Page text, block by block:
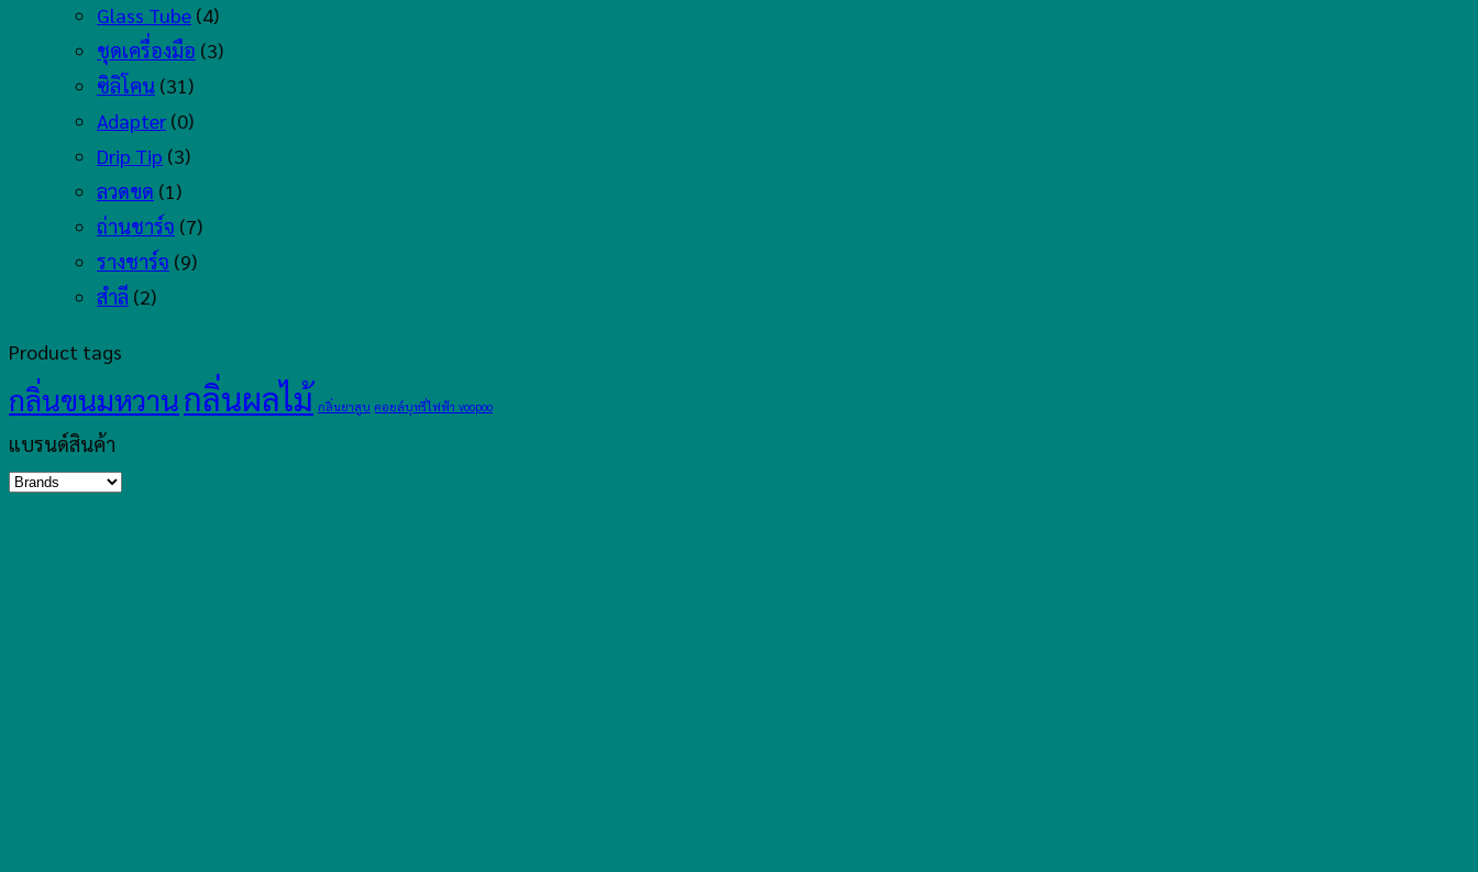
Glass Tube (4)
ชุดเครื่องมือ (3)
ซิลิโคน (31)
Adapter (0)
Drip Tip (3)
ลวดขด (1)
ถ่านชาร์จ (7)
รางชาร์จ (9)
สำลี (2)
Product tags
กลิ่นขนมหวานกลิ่นผลไม้ กลิ่นยาสูบ คอยล์บุหรี่ไฟฟ้า voopoo
แบรนด์สินค้า